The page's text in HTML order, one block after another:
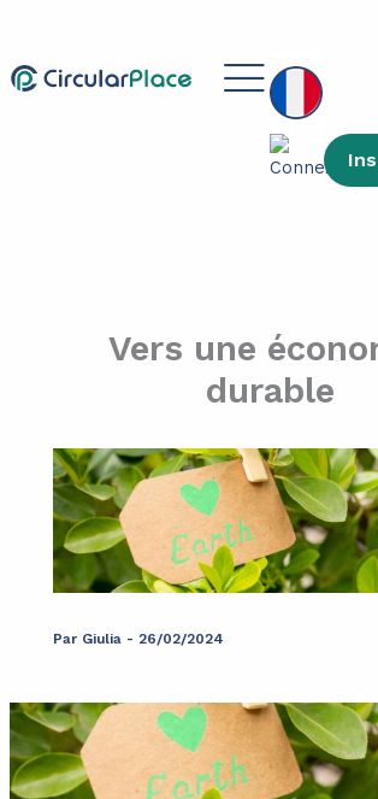
contenu
Main
Menu
Vers une
durable
Par Giulia - 26/02/2024